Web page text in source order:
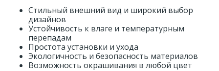
Стильный внешний вид и широкий выбор
дизайнов
Устойчивость к влаге и температурным
перепадам
Простота установки и ухода
Экологичность и безопасность материалов
Возможность окрашивания в любой цвет